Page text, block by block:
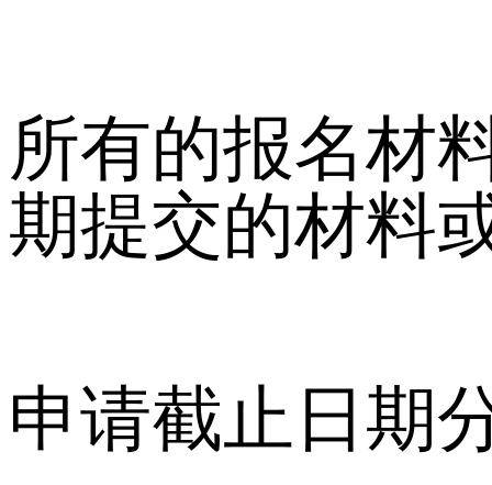
所有的报名材
期提交的材料
申请截止日期